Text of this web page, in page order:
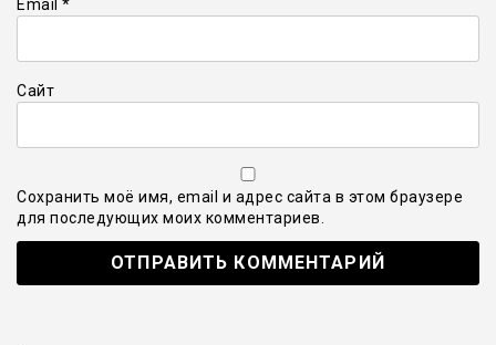
Email *
Сайт
Сохранить моё имя, email и адрес сайта в этом браузере
для последующих моих комментариев.